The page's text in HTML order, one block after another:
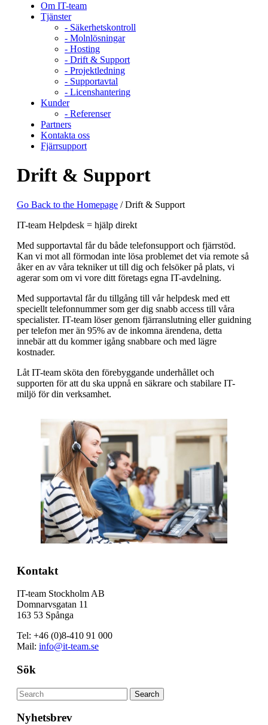
Om IT-team
Tjänster
- Säkerhetskontroll
- Molnlösningar
- Hosting
- Drift & Support
- Projektledning
- Supportavtal
- Licenshantering
Kunder
- Referenser
Partners
Kontakta oss
Fjärrsupport
Drift & Support
Go Back to the Homepage /Drift & Support
IT-team Helpdesk = hjälp direkt
Med supportavtal får du både telefonsupport och fjärrstöd.
Kan vi mot all förmodan inte lösa problemet det via remote så
åker en av våra tekniker ut till dig och felsöker på plats, vi
agerar som om vi vore ditt företags egna IT-avdelning.
Med supportavtal får du tillgång till vår helpdesk med ett
speciellt telefonnummer som ger dig snabb access till våra
specialister. IT-team löser genom fjärranslutning eller guidning
per telefon mer än 95% av de inkomna ärendena, detta
innebär att du kommer igång snabbare och med lägre
kostnader. ​
Låt IT-team sköta den förebyggande underhållet och
supporten för att du ska uppnå en säkrare och stabilare IT-
miljö för din verksamhet. ​
Kontakt
IT-team Stockholm AB
Domnarvsgatan 11
163 53 Spånga
Tel: +46 (0)8-410 91 000
Mail: info@it-team.se
Sök
Nyhetsbrev